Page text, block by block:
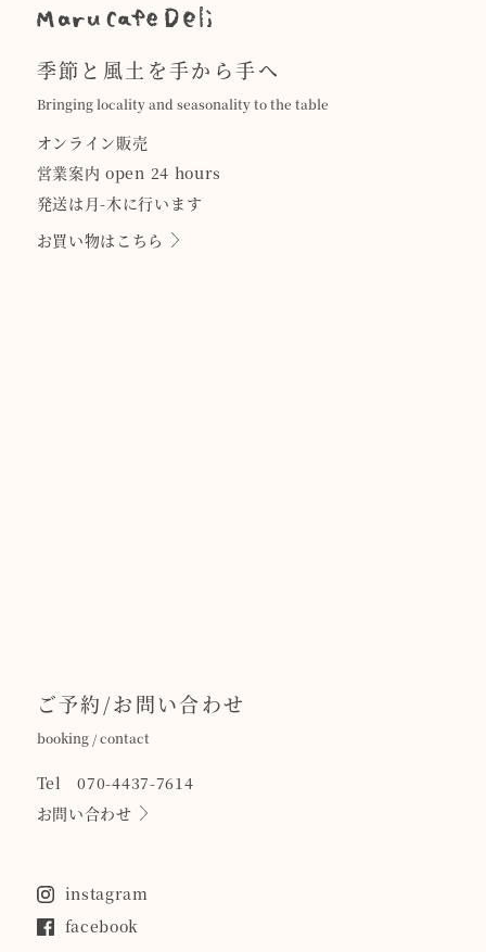
季節と風土を手から手へ
Bringing locality and seasonality to the table
オンライン販売
営業案内 open 24 hours
発送は月-木に行います
お買い物はこちら
ご予約/お問い合わせ
booking / contact
Tel 070-4437-7614
お問い合わせ
instagram
facebook